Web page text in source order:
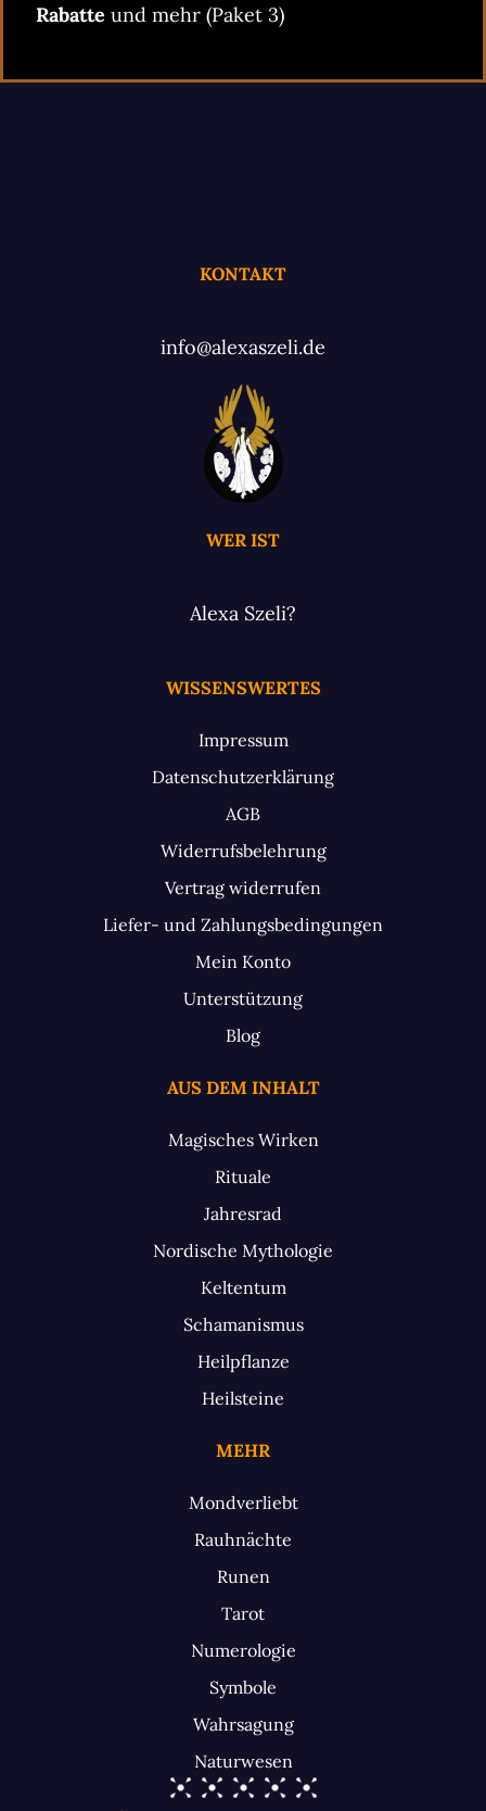
Rabatte und mehr (Paket 3)
KONTAKT
info@alexaszeli.de
WER IST
Alexa Szeli?
WISSENSWERTES
Impressum
Datenschutzerklärung
AGB
Widerrufsbelehrung
Vertrag widerrufen
Liefer- und Zahlungsbedingungen
Mein Konto
Unterstützung
Blog
AUS DEM INHALT
Magisches Wirken
Rituale
Jahresrad
Nordische Mythologie
Keltentum
Schamanismus
Heilpflanze
Heilsteine
MEHR
Mondverliebt
Rauhnächte
Runen
Tarot
Numerologie
Symbole
Wahrsagung
Naturwesen